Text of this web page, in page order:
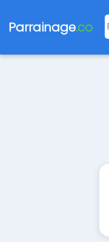
Parrainage.co